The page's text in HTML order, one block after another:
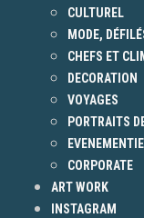
CULTUREL
MODE,
CHEFS ET
DECORATION
VOYAGES
PORTRAITS
CORPORATE
ART WORK
INSTAGRAM